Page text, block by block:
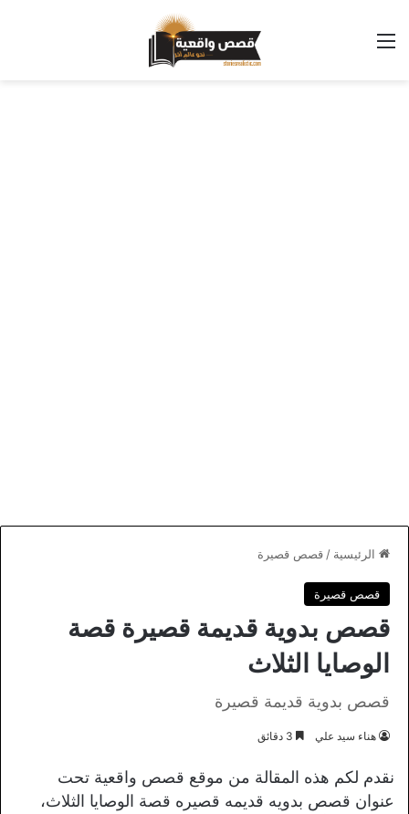
القائمة
الرئيسية / قصص قصيرة
قصص قصيرة
قصص بدوية قديمة قصيرة قصة
الوصايا الثلاث
قصص بدوية قديمة قصيرة
هناء سيد علي
نقدم لكم هذه المقالة من موقع قصص واقعية تحت
عنوان قصص بدويه قديمه قصيره قصة الوصايا الثلاث،